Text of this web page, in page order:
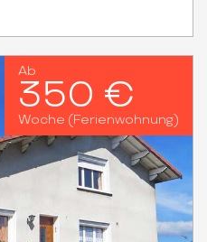
Ab
350 €
Woche (Ferienwohnung)